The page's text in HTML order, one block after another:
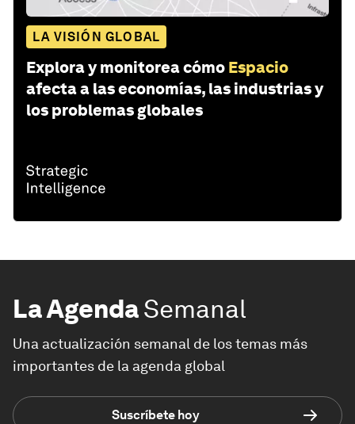
LA VISIÓN GLOBAL
Explora y monitorea cómo Espacio
afecta a las economías, las industrias y
los problemas globales
La AgendaSemanal
Una actualización semanal de los temas más
importantes de la agenda global
Suscríbete hoy